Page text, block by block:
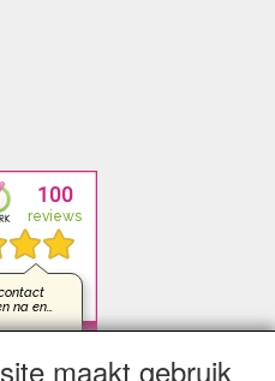
maakt gebruik